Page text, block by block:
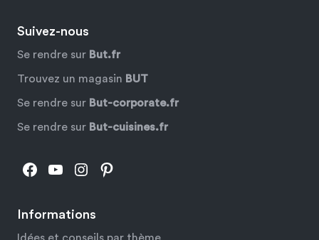
Informations
Suivez-nous
Se rendre sur But.fr
Trouvez un magasin BUT
Se rendre sur But-corporate.fr
Se rendre sur But-cuisines.fr
Facebook
YouTube
Instagram
Pinterest